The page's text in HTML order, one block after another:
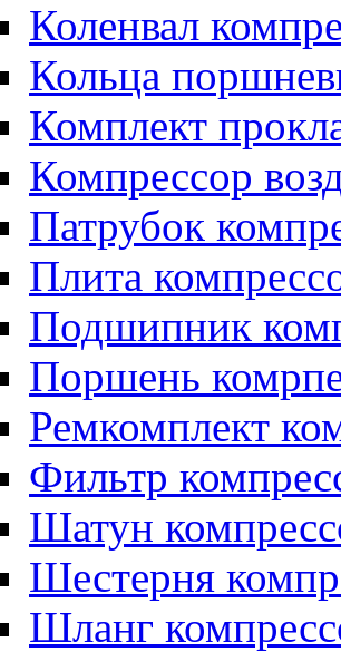
Коленвал
Кольца
Комплект
Компрессор
Патрубок
Плита
Подшипник
Поршень
Ремкомплект
Фильтр
Шатун
Шестерня
Шланг